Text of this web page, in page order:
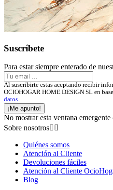
Suscríbete
Para estar siempre enterado de
Al suscribirte estas aceptando recibir
OCIOHOGAR HOME DESIGN SL en
datos
¡Me apunto!
No mostrar esta ventana emergente
Sobre nosotros 
Quiénes somos
Atención al Cliente
Devoluciones fáciles
Atención al Cliente
Blog